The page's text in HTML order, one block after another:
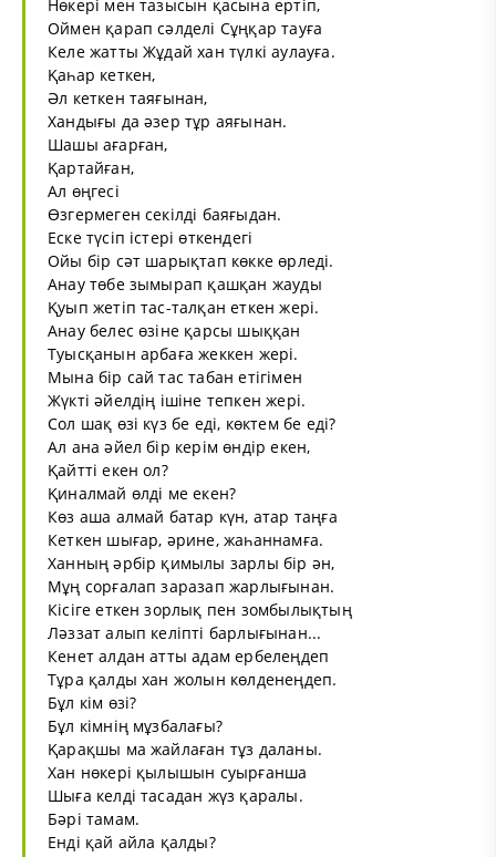
Нөкері мен тазысын қасына ертіп,
Оймен қарап сәлделі Сұңқар тауға
Келе жатты Жұдай хан түлкі аулауға.
Қаһар кеткен,
Әл кеткен таяғынан,
Хандығы да әзер тұр аяғынан.
Шашы ағарған,
Қартайған,
Ал өңгесі
Өзгермеген секілді баяғыдан.
Еске түсіп істері өткендегі
Ойы бір сәт шарықтап көкке өрледі.
Анау төбе зымырап қашқан жауды
Қуып жетіп тас-талқан еткен жері.
Анау белес өзіне қарсы шыққан
Туысқанын арбаға жеккен жері.
Мына бір сай тас табан етігімен
Жүкті әйелдің ішіне тепкен жері.
Сол шақ өзі күз бе еді, көктем бе еді?
Ал ана әйел бір керім өндір екен,
Қайтті екен ол?
Қиналмай өлді ме екен?
Көз аша алмай батар күн, атар таңға
Кеткен шығар, әрине, жаһаннамға.
Ханның әрбір қимылы зарлы бір ән,
Мұң сорғалап заразап жарлығынан.
Кісіге еткен зорлық пен зомбылықтың
Ләззат алып келіпті барлығынан...
Кенет алдан атты адам ербелеңдеп
Тұра қалды хан жолын көлденеңдеп.
Бұл кім өзі?
Бұл кімнің мұзбалағы?
Қарақшы ма жайлаған тұз даланы.
Хан нөкері қылышын суырғанша
Шыға келді тасадан жүз қаралы.
Бәрі тамам.
Енді қай айла қалды?